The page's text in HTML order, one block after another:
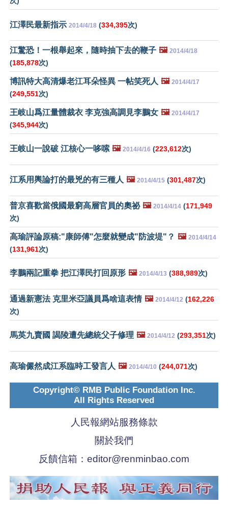
江澤民最新指示 2014/4/18 (334,395次)
江驚恐！一根舉起來，隨時抽下去的鞭子 🖼️ 2014/4/18
(185,878次)
博訊特大高清爆老江耳朵怪異 一帖笑死人 🖼️ 2014/4/17
(249,551次)
王岐山爲江量體裁衣 李克強高調見李鵬女 🖼️ 2014/4/17
(345,944次)
王岐山一說破 江核心一哆嗦 🖼️ 2014/4/16 (223,612次)
江系用輿論打的最兇的有三種人 🖼️ 2014/4/15 (301,487次)
普京喜歡當俄國最窮高層官員的奧祕 🖼️ 2014/4/14 (171,949
次)
高瑜評論原稿:"康師傅"怎麼就變成"防波堤"？ 🖼️ 2014/4/14
(131,961次)
李鵬兩記重拳 把江澤民打回原形 🖼️ 2014/4/13 (388,989次)
通過新憲法 克里米亞議員爲啥這表情 🖼️ 2014/4/12 (162,226
次)
馬英九賣國 謁陵遭先總統父子修理 🖼️ 2014/4/12 (293,351次)
高瑜儼然成江系臨時工發言人 🖼️ 2014/4/10 (244,071次)
Copyright© RMB Public Foundation Inc.
All Rights Reserved
人民報網站服務條款
關於我們
反饋信箱： editor@renminbao.com